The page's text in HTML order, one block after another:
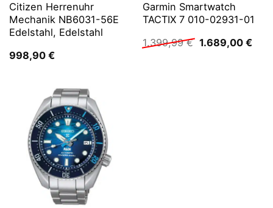
Citizen Herrenuhr
Mechanik NB6031-56E
Edelstahl, Edelstahl
998,90 €
Garmin Smartwatch
TACTIX 7 010-02931-01
1.399,99€ Ursprünglicher
1.689,00 €